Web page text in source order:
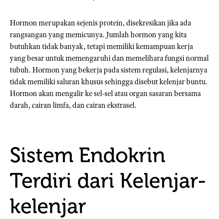
Hormon merupakan sejenis protein, disekresikan jika ada
rangsangan yang memicunya. Jumlah hormon yang kita
butuhkan tidak banyak, tetapi memiliki kemampuan kerja
yang besar untuk memengaruhi dan memelihara fungsi normal
tubuh. Hormon yang bekerja pada sistem regulasi, kelenjarnya
tidak memiliki saluran khusus sehingga disebut kelenjar buntu.
Hormon akan mengalir ke sel-sel atau organ sasaran bersama
darah, cairan limfa, dan cairan ekstrasel.
Sistem Endokrin
Terdiri dari Kelenjar-
kelenjar